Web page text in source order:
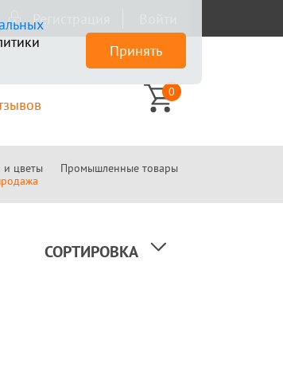
Регистрация
0
и цветы
Промышленные товары
Принять
СОРТИРОВКА